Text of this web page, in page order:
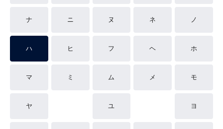
ナ ニ ヌ ネ ノ
ハ ヒ フ ヘ ホ
マ ミ ム メ モ
ヤ ユ ヨ